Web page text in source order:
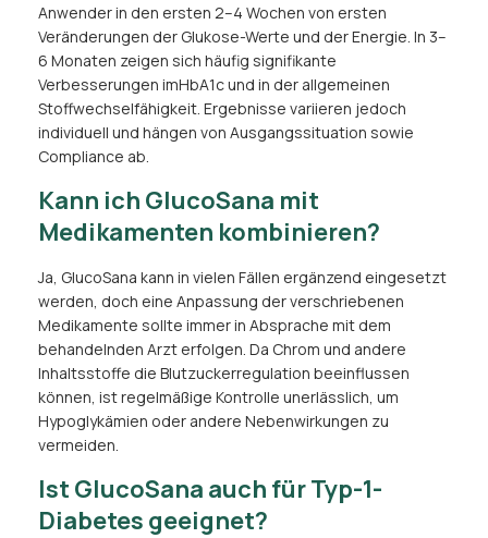
Anwender in den ersten 2–4 Wochen von ersten
Veränderungen der Glukose-Werte und der Energie. In 3–
6 Monaten zeigen sich häufig signifikante
Verbesserungen imHbA1c und in der allgemeinen
Stoffwechselfähigkeit. Ergebnisse variieren jedoch
individuell und hängen von Ausgangssituation sowie
Compliance ab.
Kann ich GlucoSana mit
Medikamenten kombinieren?
Ja, GlucoSana kann in vielen Fällen ergänzend eingesetzt
werden, doch eine Anpassung der verschriebenen
Medikamente sollte immer in Absprache mit dem
behandelnden Arzt erfolgen. Da Chrom und andere
Inhaltsstoffe die Blutzuckerregulation beeinflussen
können, ist regelmäßige Kontrolle unerlässlich, um
Hypoglykämien oder andere Nebenwirkungen zu
vermeiden.
Ist GlucoSana auch für Typ-1-
Diabetes geeignet?